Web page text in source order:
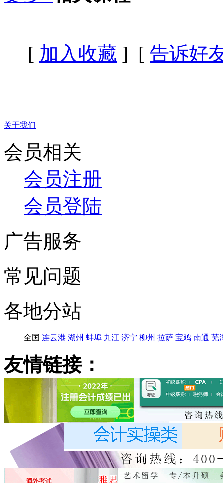
[ 加入收藏 ] [ 告诉好
关于我们
会员相关
会员注册
会员登陆
广告服务
常见问题
各地分站
全国 连云港 湖州 蚌埠 九江 济宁 柳州 拉萨 宝鸡 南通 芜
友情链接：